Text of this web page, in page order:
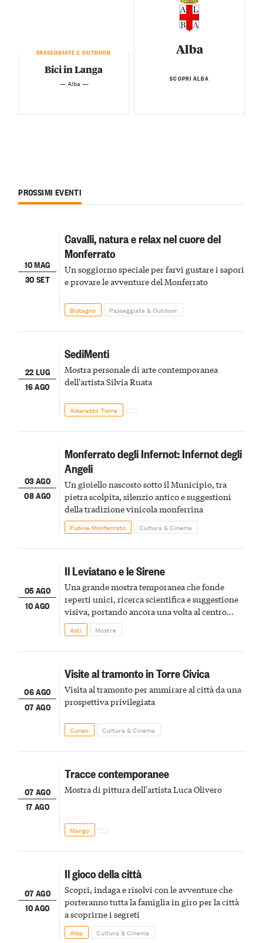
PASSEGGIATE E OUTDOOR
Bici in Langa
— Alba —
Alba
SCOPRI ALBA
PROSSIMI EVENTI
10 MAG
30 SET
Cavalli, natura e relax nel cuore del
Monferrato
Un soggiorno speciale per farvi gustare i sapori
e provare le avventure del Monferrato
Bistagno Passeggiate & Outdoor
22 LUG
16 AGO
SediMenti
Mostra personale di arte contemporanea
dell'artista Silvia Ruata
Albaretto Torre
03 AGO
08 AGO
Monferrato degli Infernot: Infernot degli
Angeli
Un gioiello nascosto sotto il Municipio, tra
pietra scolpita, silenzio antico e suggestioni
della tradizione vinicola monferrina
Fubine Monferrato Cultura & Cinema
05 AGO
10 AGO
Il Leviatano e le Sirene
Una grande mostra temporanea che fonde
reperti unici, ricerca scientifica e suggestione
visiva, portando ancora una volta al centro
della scena le meraviglie del passato astigiano
Asti Mostre
06 AGO
07 AGO
Visite al tramonto in Torre Civica
Visita al tramonto per ammirare al città da una
prospettiva privilegiata
Cuneo Cultura & Cinema
07 AGO
17 AGO
Tracce contemporanee
Mostra di pittura dell'artista Luca Olivero
Mango
07 AGO
10 AGO
Il gioco della città
Scopri, indaga e risolvi con le avventure che
porteranno tutta la famiglia in giro per la città
a scoprirne i segreti
Alba Cultura & Cinema